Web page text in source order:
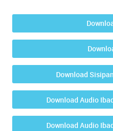
Download
Download Audio
Download Audio